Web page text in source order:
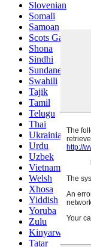
Slovenian
Somali
Samoan
Scots Gaelic
Shona
Sindhi
Sundanese
Swahili
Tajik
Tamil
Telugu
Thai
Ukrainian
Urdu
Uzbek
Vietnamese
Welsh
Xhosa
Yiddish
Yoruba
Zulu
Kinyarwanda
Tatar